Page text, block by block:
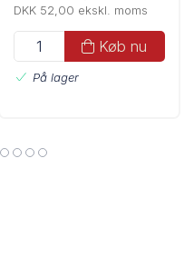
DKK 52,00 ekskl. moms
Køb nu
På lager